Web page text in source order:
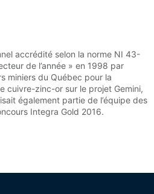
accrédité selon la norme NI 43-
de l’année » en 1998 par
miniers du Québec pour la
cuivre-zinc-or sur le projet Gemini,
également partie de l’équipe des
Integra Gold 2016.